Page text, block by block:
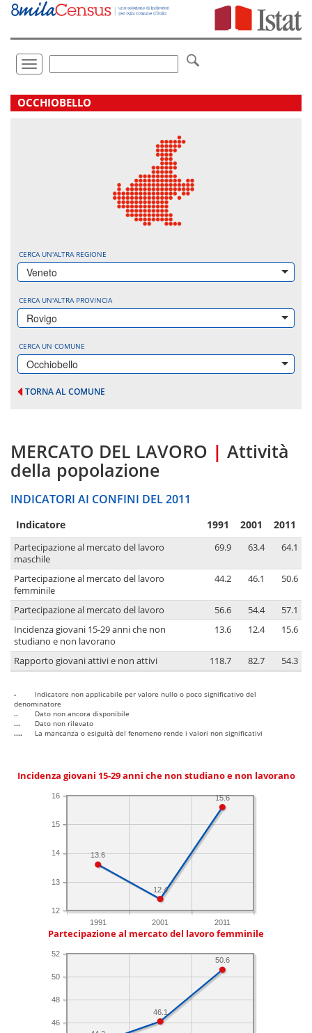
Vai
direttamente
Toggle
navigation
.
OCCHIOBELLO
CERCA UN'ALTRA REGIONE
Veneto
CERCA UN'ALTRA PROVINCIA
Rovigo
CERCA UN COMUNE
Occhiobello
TORNA AL COMUNE
MERCATO DEL LAVORO | Attività
della popolazione
INDICATORI AI CONFINI DEL 2011
Indicatore 1991 2001 2011
Partecipazione al mercato del lavoro
maschile
69.9 63.4 64.1
Partecipazione al mercato del lavoro
femminile
44.2 46.1 50.6
Partecipazione al mercato del lavoro 56.6 54.4
57.1
Incidenza giovani 15-29 anni che non
studiano e non lavorano
13.6 12.4 15.6
Rapporto giovani attivi e non attivi 118.7 82.7 54.3
-
Indicatore non applicabile per valore nullo o poco significativo del
denominatore
..
Dato non ancora disponibile
...
Dato non rilevato
....
La mancanza o esiguità del fenomeno rende i valori non significativi
Incidenza giovani 15-29 anni che non studiano e non lavorano
1991 2001 2011
12
13
14
15
16 15.6
12.4
13.6
Partecipazione al mercato del lavoro femminile
46
48
50
52
50.6
46.1